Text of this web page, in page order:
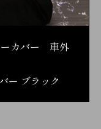
カバー 車外
ー ブラック